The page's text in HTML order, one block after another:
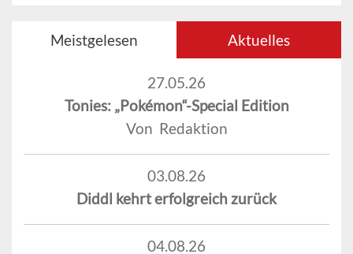
Meistgelesen Aktuelles
27.05.26
Tonies: „Pokémon“-Special Edition
Von Redaktion
03.08.26
Diddl kehrt erfolgreich zurück
04.08.26